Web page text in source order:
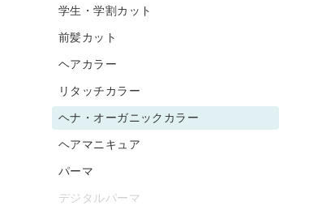
学生・学割カット
前髪カット
ヘアカラー
リタッチカラー
ヘナ・オーガニックカラー
ヘアマニキュア
パーマ
デジタルパーマ